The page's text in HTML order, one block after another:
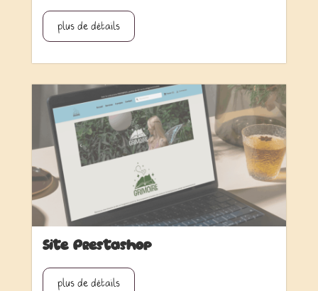
plus de détails
Site Prestashop
plus de détails